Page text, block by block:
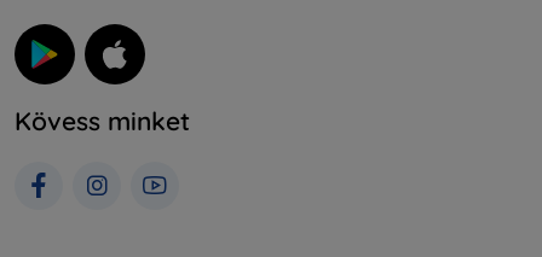
Kövess minket